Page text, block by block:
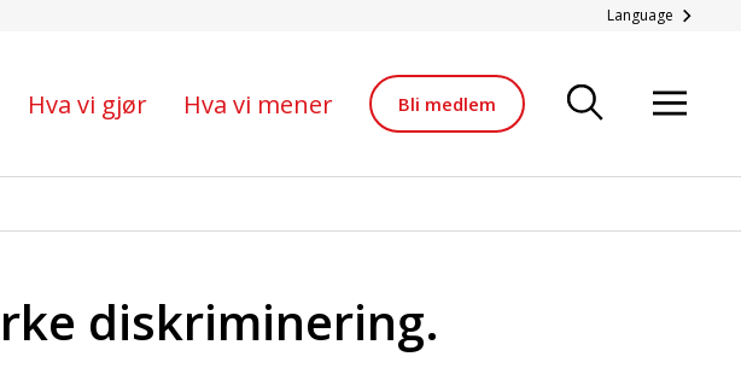
Language
Hva vi gjør Hva vi mener Bli medlem
diskriminering.